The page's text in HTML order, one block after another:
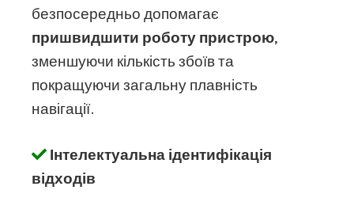
безпосередньо допомагає
пришвидшити роботу пристрою,
зменшуючи кількість збоїв та
покращуючи загальну плавність
навігації.
Інтелектуальна ідентифікація
відходів